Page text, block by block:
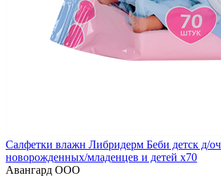
Салфетки влажн Либридерм Беби детск д/
новорожденных/младенцев и детей x70
Авангард ООО